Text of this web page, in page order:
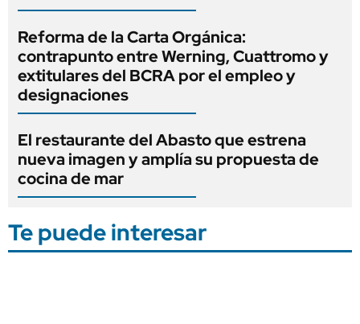
Reforma de la Carta Orgánica:
contrapunto entre Werning, Cuattromo y
extitulares del BCRA por el empleo y
designaciones
El restaurante del Abasto que estrena
nueva imagen y amplía su propuesta de
cocina de mar
Te puede interesar